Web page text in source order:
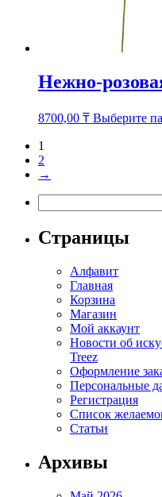
Нежно-
8700,00 ₸ Выберите
1
2
→
Страницы
Алфавит
Главная
Корзина
Магазин
Мой аккаунт
Новости об
Treez
Оформление
Персональные
Регистрация
Список
Статьи
Архивы